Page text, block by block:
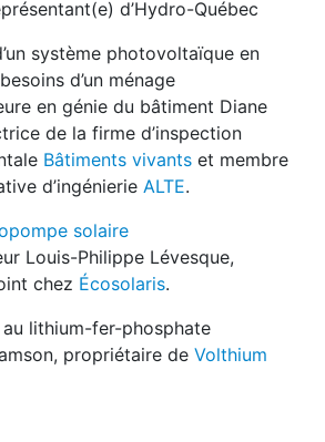
d’Hydro-Québec
système photovoltaïque en
d’un ménage
en génie du bâtiment Diane
de la firme d’inspection
Bâtiments vivants et membre
d’ingénierie ALTE.
solaire
Louis-Philippe Lévesque,
chez Écosolaris.
lithium-fer-phosphate
propriétaire de Volthium